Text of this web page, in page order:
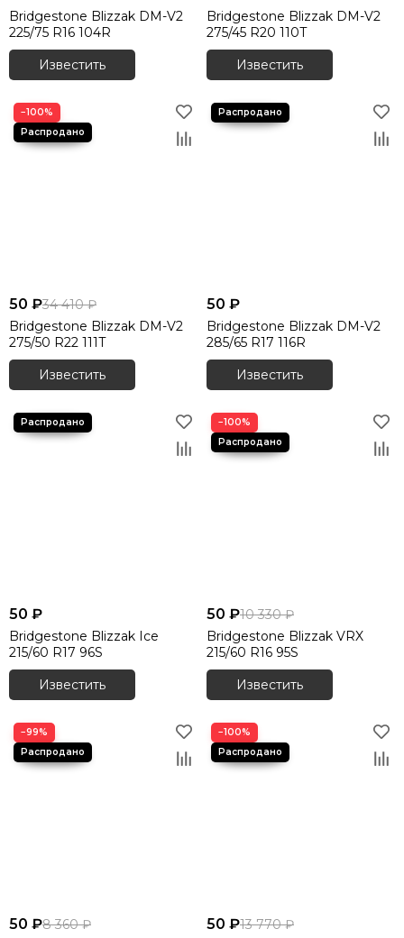
Bridgestone Blizzak DM-V2
225/75 R16 104R
Известить
Bridgestone Blizzak DM-V2
275/45 R20 110T
Известить
−100%
50 ₽34 410 ₽
Bridgestone Blizzak DM-V2
275/50 R22 111T
Известить
50 ₽
Bridgestone Blizzak DM-V2
285/65 R17 116R
Известить
50 ₽
Bridgestone Blizzak Ice
215/60 R17 96S
Известить
−100%
50 ₽10 330 ₽
Bridgestone Blizzak VRX
215/60 R16 95S
Известить
−99%
50 ₽8 360 ₽
−100%
50 ₽13 770 ₽